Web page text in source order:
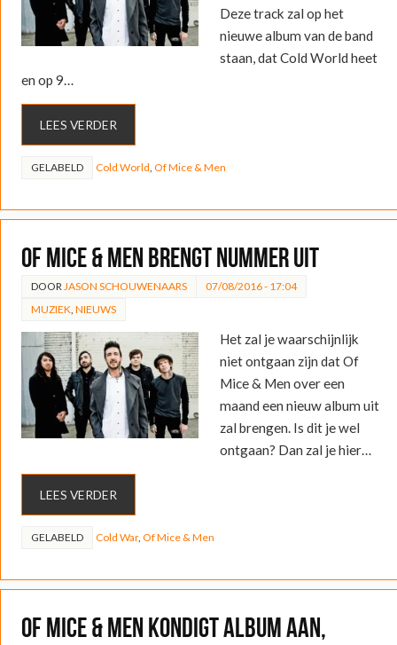
Deze track zal op het
nieuwe album van de band
staan, dat Cold World heet
en op 9…
LEES VERDER
GELABELD Cold World Of Mice & Men
Of Mice & Men brengt nummer uit
DOOR JASON SCHOUWENAARS
07/08/2016 - 17:04
MUZIEK NIEUWS
Het zal je waarschijnlijk
niet ontgaan zijn dat Of
Mice & Men over een
maand een nieuw album uit
zal brengen. Is dit je wel
ontgaan? Dan zal je hier…
LEES VERDER
GELABELD Cold War, Of Mice & Men
Of Mice & Men kondigt album aan,